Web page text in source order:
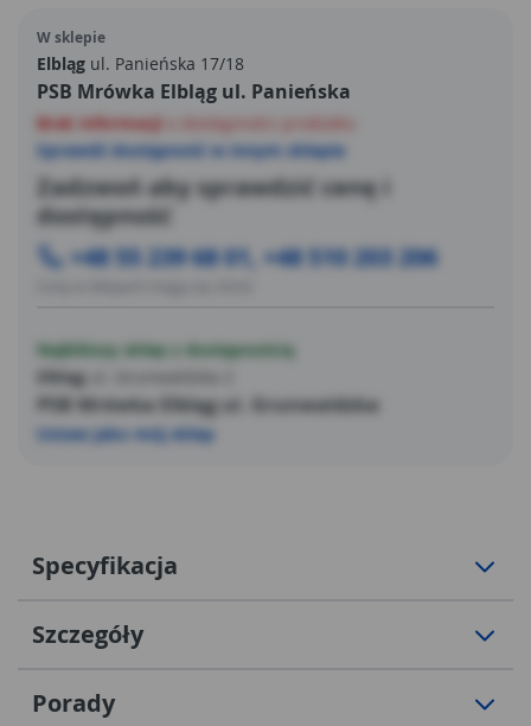
się wyraźnie łatwiejsze i trzykrotnie szybsze niż
przedtem. Wygodna praca na akumulatorze i
kompaktowy design gwarantują maksymalną
elastyczność podczas czyszczenia wszystkich gładkich
powierzchni w domu. W zestawie znajduje się również
narzędzie do czyszczenia ram ułatwiające ręczne
czyszczenie ram okiennych, klamek i szczelin.
W sklepie
Elbląg ul. Panieńska 17/18
PSB Mrówka Elbląg ul. Panieńska
Brak informacji
Sprawdź dostępność w innym sklepie
Zadzwoń aby sprawdzić cenę i
dostępność
+48 55 239 68 01, +48 510 203 206
Najbliższy sklep z dostępnością
Elbląg
PSB Mrówka Elbląg ul. Grunwaldzka
Ustaw jako mój sklep
Specyfikacja
Szczegóły
Porady